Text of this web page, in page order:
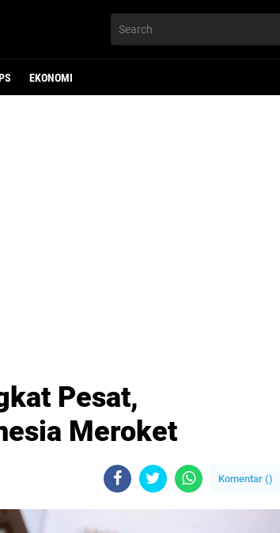
EKONOMI
Pesat,
Meroket
Komentar ()